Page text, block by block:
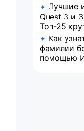
✦ Лучшие
Quest 3 и
Топ-25
✦ Как
фамилии
помощью